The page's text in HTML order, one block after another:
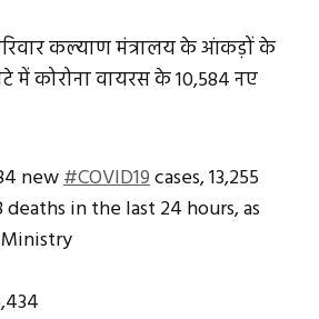
कल्याण मंत्रालय के आंकड़ों के
में कोरोना वायरस के 10,584 नए
new#COVID19cases, 13,255
deaths in the last 24 hours, as